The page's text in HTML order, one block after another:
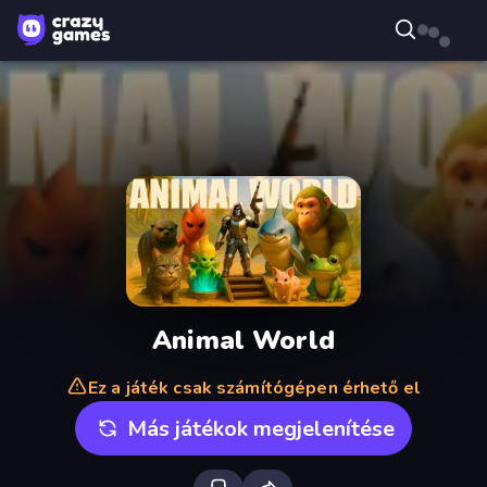
Animal World
Ez a játék csak számítógépen érhető el
Más játékok megjelenítése